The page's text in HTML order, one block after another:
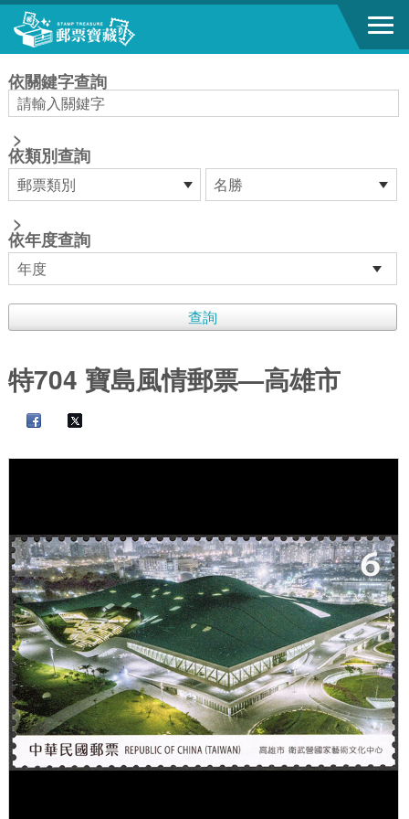
跳到主要內容區塊
依關鍵字查詢
>
依類別查詢
>
依年度查詢
特704 寶島風情郵票—高雄市